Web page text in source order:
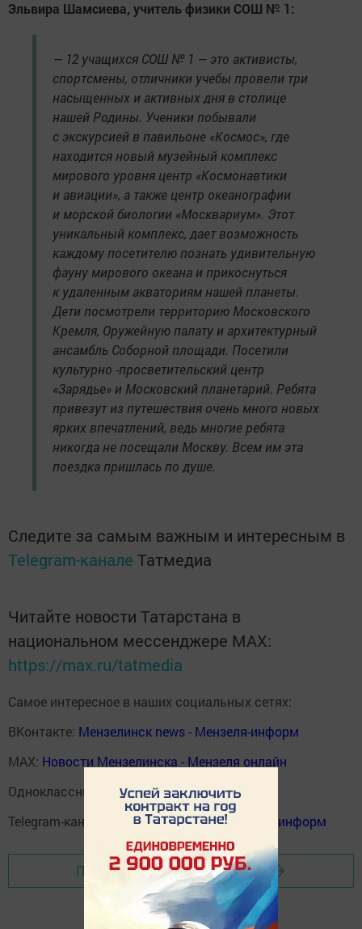
Эльвира Шамсиева, учитель физики СОШ № 1:
— 12 учащихся СОШ № 1 — это активисты,
спортсмены, отличники учебы провели три
насыщенных и активных дня в столице
нашей Родины. Ученики побывали
с экскурсией в павильоне «Космос», где
находится новый музейный комплекс
мирового уровня центр «Космонавтики
и авиации», а также центр океанографии
и морской биологии «Москвариум». Этот
уникальный комплекс, дает возможность
каждому посетителю познать удивительную
фауну мирового океана и прикоснуться
к удаленным акваториям нашей планеты.
Дети посмотрели территорию Московского
Кремля, Оружейную палату и архитектурный
ансамбль Соборной площади. Посетили
культурно -просветительский центр
«Зарядье» и Московский планетарий. Ребята
привезут из путешествия очень много новых
ярких впечатлений, ведь многие ребята
никогда не посещали Москву. Всем им эта
поездка пришлась по душе.
Следите за самым важным и интересным в
Telegram-канале Татмедиа
Читайте новости Татарстана в
национальном мессенджере MАХ:
https://max.ru/tatmedia
Самое интересное в наших социальных сетях:
ВКонтакте: Мензелинск news - Мензеля-информ
MAX: Новости Мензелинска - Мензеля онлайн
Одноклассники:
ok.ru/menzelinsk
Telegram-канал:
Мензелинск news - Мензеля-информ
Перейти на страницу новости